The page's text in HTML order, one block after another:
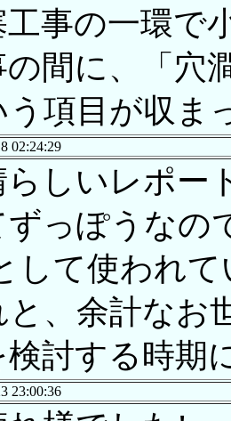
工事の一環で
の間に、「穴
う項目が収ま
02:24:29
らしいレポー
ずっぽうなの
して使われ
と、余計なお
検討する時期
23:00:36